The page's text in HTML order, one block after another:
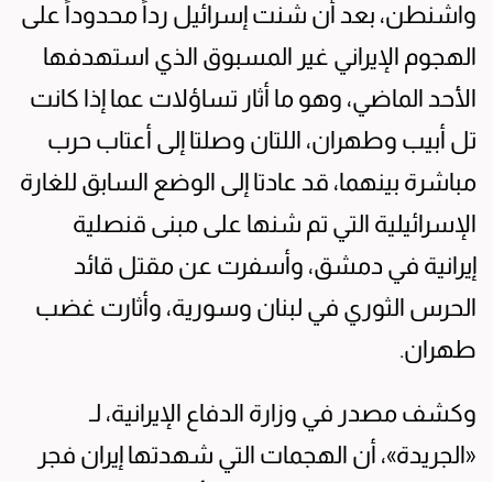
واشنطن، بعد أن شنت إسرائيل رداً محدوداً على
الهجوم الإيراني غير المسبوق الذي استهدفها
الأحد الماضي، وهو ما أثار تساؤلات عما إذا كانت
تل أبيب وطهران، اللتان وصلتا إلى أعتاب حرب
مباشرة بينهما، قد عادتا إلى الوضع السابق للغارة
الإسرائيلية التي تم شنها على مبنى قنصلية
إيرانية في دمشق، وأسفرت عن مقتل قائد
الحرس الثوري في لبنان وسورية، وأثارت غضب
طهران.
وكشف مصدر في وزارة الدفاع الإيرانية، لـ
«الجريدة»، أن الهجمات التي شهدتها إيران فجر